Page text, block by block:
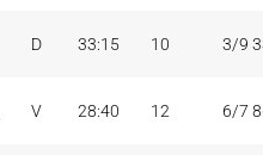
D 33:15 10 3/9
V 28:40 12 6/7